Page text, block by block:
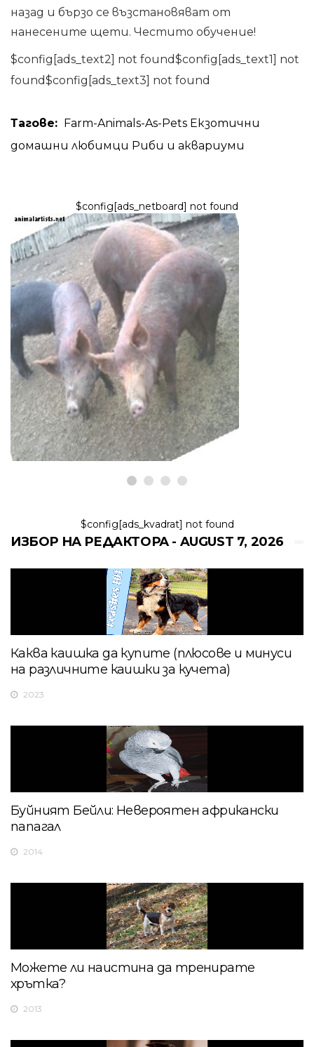
назад и бързо се възстановяват от
нанесените щети. Честито обучение!
$config[ads_text2] not found$config[ads_text1] not
found$config[ads_text3] not found
Тагове: Farm-Animals-As-Pets Екзотични
домашни любимци Риби и аквариуми
$config[ads_netboard] not found
СЕЛСКОСТОПАНСКИ ЖИВОТНИ КАТО ДОМАШНИ
Отглеждане на пилета и
прасета за месо и
самодостатъчност
7,2026
$config[ads_kvadrat] not found
ИЗБОР НА РЕДАКТОРА - AUGUST 7, 2026
Каква каишка да купите (плюсове и минуси
на различните каишки за кучета)
2023
Буйният Бейли: Невероятен африкански
папагал
2014
Можете ли наистина да тренирате
хрътка?
2013